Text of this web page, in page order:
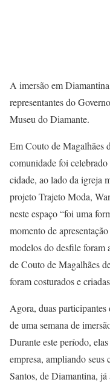
A imersão em
representantes do
Museu do Diamante.
Em Couto de Magalhães
comunidade foi
cidade, ao lado da igreja
projeto Trajeto Moda,
neste espaço “foi uma
momento de
modelos do desfile foram
de Couto de Magalhães
foram costurados e
Agora, duas
de uma semana de
Durante este período,
empresa, ampliando
Santos, de Diamantina, já